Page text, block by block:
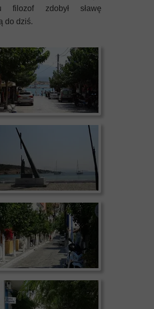
filozof zdobył sławę
do dziś.